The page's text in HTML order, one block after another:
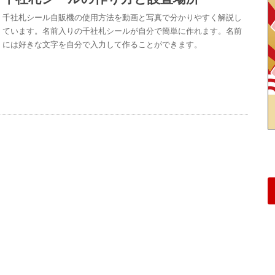
千社札シール自販機の使用方法を動画と写真で分かりやすく解説し
ています。名前入りの千社札シールが自分で簡単に作れます。名前
には好きな文字を自分で入力して作ることができます。